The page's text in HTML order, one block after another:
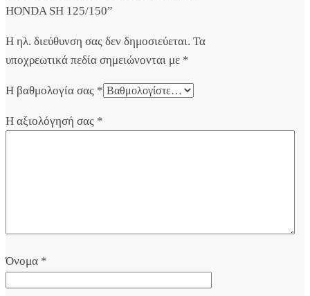
HONDA SH 125/150”
Η ηλ. διεύθυνση σας δεν δημοσιεύεται. Τα
υποχρεωτικά πεδία σημειώνονται με *
Η βαθμολογία σας *
Η αξιολόγησή σας *
Όνομα *